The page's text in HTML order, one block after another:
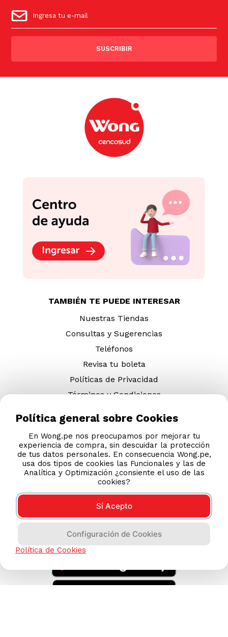
SUSCRIBIR
TAMBIÉN TE PUEDE INTERESAR
Nuestras Tiendas
Consultas y Sugerencias
Teléfonos
Revisa tu boleta
Políticas de Privacidad
Términos y Condiciones
AYUDA CALLCENTER
(511) 613-8888
DESCARGA NUESTRA APP
Política general sobre Cookies
En Wong.pe nos preocupamos por mejorar tu
experiencia de compra, sin descuidar la protección
de tus datos personales. En consecuencia Wong.pe,
usa dos tipos de cookies las Funcionales y las de
Analítica y Optimización ¿consiente el uso de las
cookies?
Sí Acepto
Configuración de Cookies
Política de Cookies